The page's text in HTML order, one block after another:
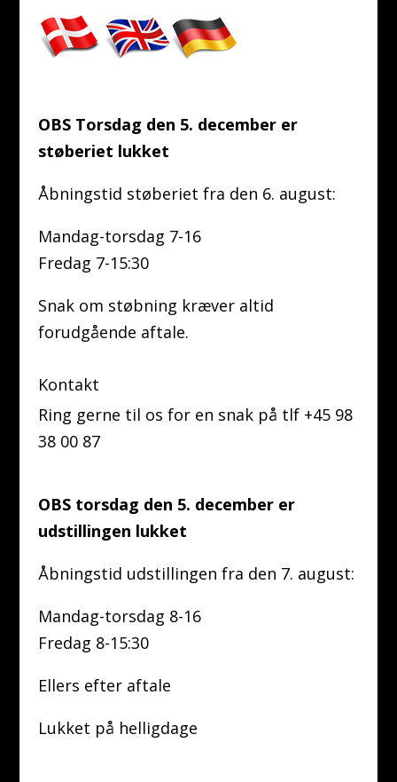
OBS Torsdag den 5. december er
støberiet lukket
Åbningstid støberiet fra den 6. august:
Mandag-torsdag 7-16
Fredag 7-15:30
Snak om støbning kræver altid
forudgående aftale.
Kontakt
Ring gerne til os for en snak på tlf +45 98
38 00 87
OBS torsdag den 5. december er
udstillingen lukket
Åbningstid udstillingen fra den 7. august:
Mandag-torsdag 8-16
Fredag 8-15:30
Ellers efter aftale
Lukket på helligdage